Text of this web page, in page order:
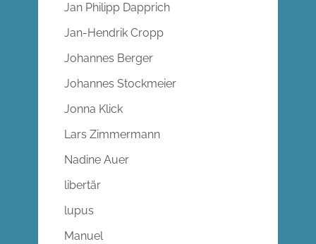
Jan Philipp Dapprich
Jan-Hendrik Cropp
Johannes Berger
Johannes Stockmeier
Jonna Klick
Lars Zimmermann
Nadine Auer
libertär
lupus
Manuel